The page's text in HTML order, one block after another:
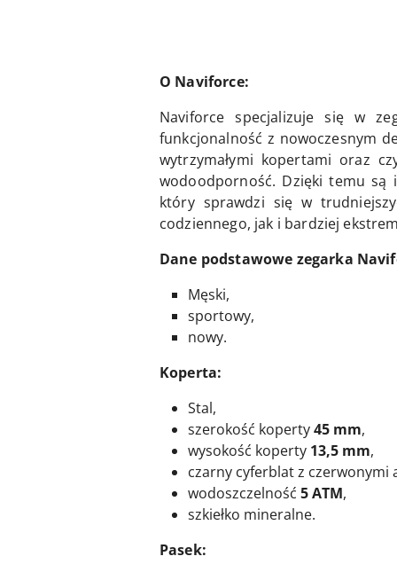
O Naviforce:
Naviforce specjalizuje się w
funkcjonalność z nowoczesnym
wytrzymałymi kopertami oraz
wodoodporność. Dzięki temu są
który sprawdzi się w
codziennego, jak i bardziej
Dane podstawowe zegarka
Męski,
sportowy,
nowy.
Koperta:
Stal,
szerokość koperty45 mm,
wysokość koperty 13,5 mm,
czarny cyferblat z czerwonymi
wodoszczelność 5 ATM,
szkiełko mineralne.
Pasek: